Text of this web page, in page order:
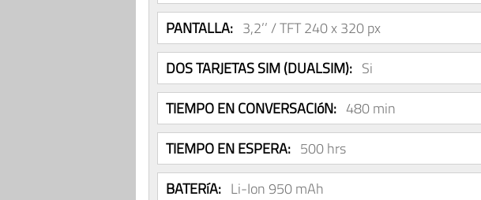
PANTALLA: 3,2’’ / TFT 240 x 320 px
DOS TARJETAS SIM (DUALSIM): Si
TIEMPO EN CONVERSACIóN: 480 min
TIEMPO EN ESPERA: 500 hrs
BATERíA: Li-Ion 950 mAh